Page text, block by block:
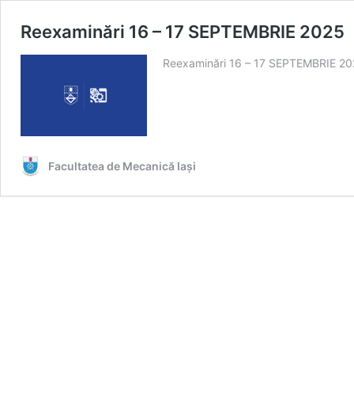
Reexaminări 16 – 17 SEPTEMBRIE 2025
Reexaminări 16 – 17 SEPTEMBRIE
Facultatea de Mecanică Iaşi